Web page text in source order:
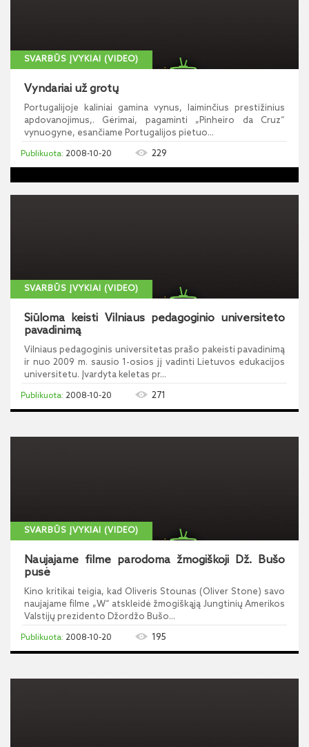
SVARBŪS ĮVYKIAI (VIDEO)
Vyndariai už grotų
Portugalijoje kaliniai gamina vynus, laiminčius prestižinius
apdovanojimus,. Gėrimai, pagaminti „Pinheiro da Cruz“
vynuogyne, esančiame Portugalijos pietuo...
2008-10-20 229
SVARBŪS ĮVYKIAI (VIDEO)
Siūloma keisti Vilniaus pedagoginio universiteto
pavadinimą
Vilniaus pedagoginis universitetas prašo pakeisti pavadinimą
ir nuo 2009 m. sausio 1-osios jį vadinti Lietuvos edukacijos
universitetu. Įvardyta keletas pr...
2008-10-20 271
SVARBŪS ĮVYKIAI (VIDEO)
Naujajame filme parodoma žmogiškoji Dž. Bušo
pusė
Kino kritikai teigia, kad Oliveris Stounas (Oliver Stone) savo
naujajame filme „W“ atskleidė žmogiškąją Jungtinių Amerikos
Valstijų prezidento Džordžo Bušo...
2008-10-20 195